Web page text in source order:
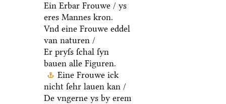
Ein Erbar Frouwe / ys
eres Mannes kron.
Vnd eine Frouwe eddel
van naturen /
Er pryſs ſchal ſyn
bauen alle Figuren.
Eine Frouwe ick
nicht ſehr lauen kan /
De vngerne ys by erem